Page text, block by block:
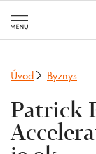
Úvod Byznys
Patrick